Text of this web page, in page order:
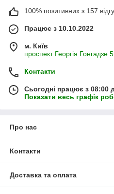
100% позитивних з 157
Працює з 10.10.2022
м. Київ
проспект Георгія Гонгадзе
Контакти
Сьогодні працює з 08:00
Показати весь графік
Про нас
Контакти
Доставка та оплата